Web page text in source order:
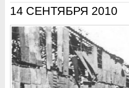
14 СЕНТЯБРЯ 2010